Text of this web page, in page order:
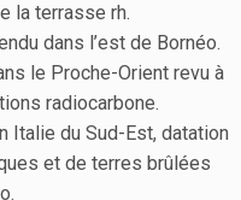
la terrasse rh.
dans l’est de Bornéo.
le Proche-Orient revu à
radiocarbone.
Italie du Sud-Est, datation
et de terres brûlées